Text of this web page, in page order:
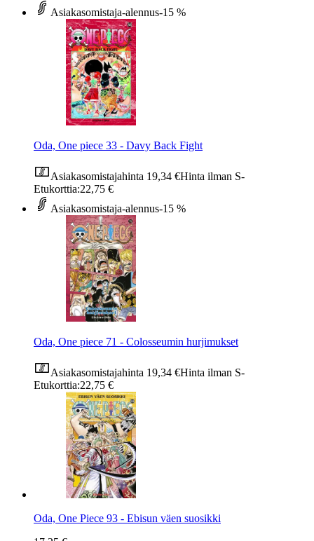
Asiakasomistaja-alennus-15 %
Oda, One piece 33 - Davy Back Fight
Asiakasomistajahinta 19,34 €Hinta ilman S-
Etukorttia:22,75 €
Asiakasomistaja-alennus-15 %
Oda, One piece 71 - Colosseumin hurjimukset
Asiakasomistajahinta 19,34 €Hinta ilman S-
Etukorttia:22,75 €
Oda, One Piece 93 - Ebisun väen suosikki